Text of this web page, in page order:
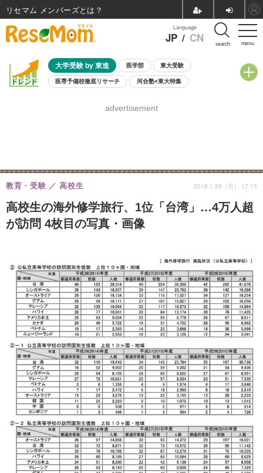
menu
Language
JP / CN search
大学受験 by 東進 医学部 東大受験
医専予備校徹底リサーチ 河合塾×東大特集
8月開催学校説明会・相談会
advertisement
高校生の海外修学旅行、1位「台湾」…4万人超
が訪問 4枚目の写真・画像
教育・受験 高校生 2018.1.29（月） 17:15
リセマム メンバーズ